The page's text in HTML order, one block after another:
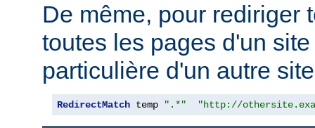
De même, pour rediriger
toutes les pages d'un
particulière d'un autre
RedirectMatch temp ".*" "http://